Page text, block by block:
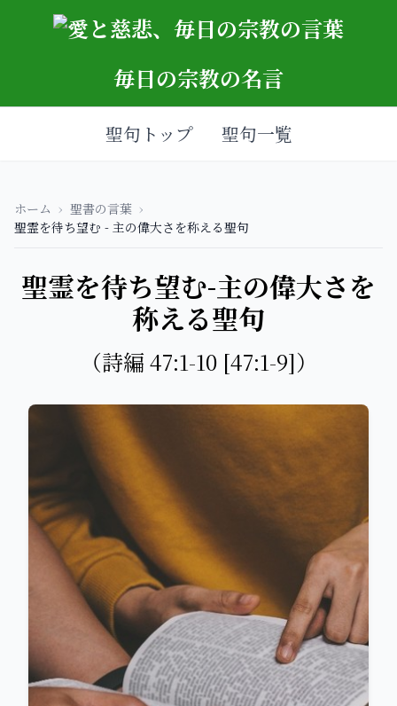
毎日の宗教の名言
聖句トップ 聖句一覧
ホーム › 聖書の言葉 ›
聖霊を待ち望む - 主の偉大さを称える聖句
聖霊を待ち望む-主の偉大さを
称える聖句
（詩編 47:1-10 [47:1-9]）